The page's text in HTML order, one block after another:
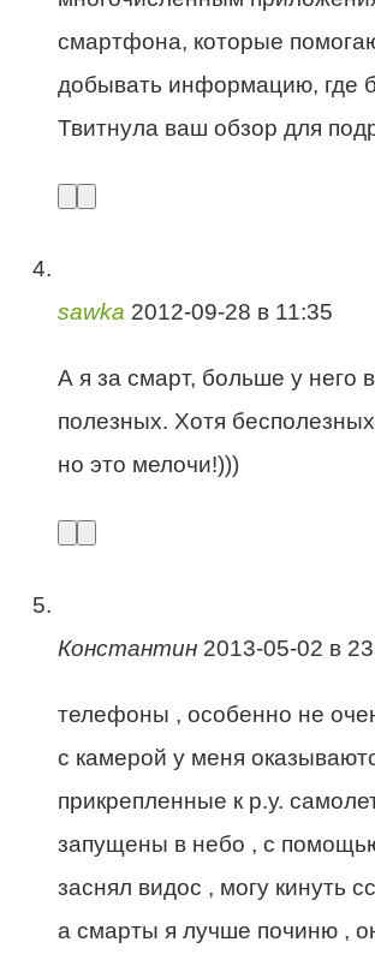
смартфона, которые
добывать информацию, где
Твитнула ваш обзор для
sawka 2012-09-28 в 11:35
А я за смарт, больше у него
полезных. Хотя
но это мелочи!)))
Константин 2013-05-02 в
телефоны , особенно не
с камерой у меня
прикрепленные к р.у.
запущены в небо , с
заснял видос , могу кинуть
а смарты я лучше починю ,